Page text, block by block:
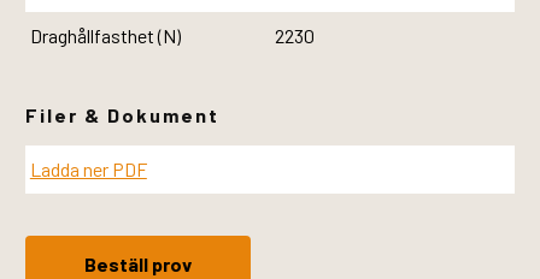
Draghållfasthet (N) 2230
Filer & Dokument
Ladda ner PDF
Beställ prov